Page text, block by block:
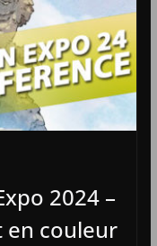
2024 –
en couleur